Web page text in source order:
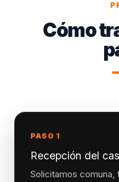
Cómo
PASO 1
Recepción del
Solicitamos